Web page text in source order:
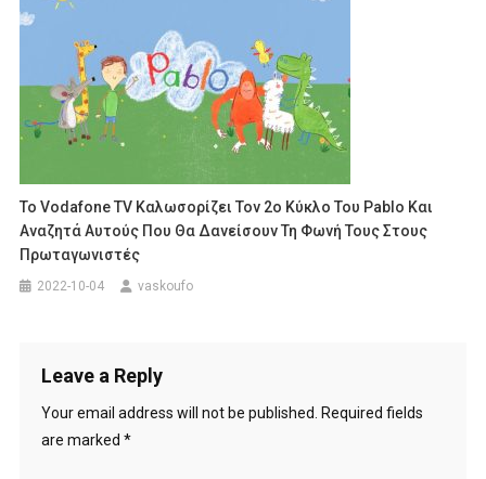
To Vodafone TV Καλωσορίζει Τον 2ο Κύκλο Του Pablo Και
Αναζητά Αυτούς Που Θα Δανείσουν Τη Φωνή Τους Στους
Πρωταγωνιστές
2022-10-04 vaskoufo
Leave a Reply
Your email address will not be published. Required fields
are marked *